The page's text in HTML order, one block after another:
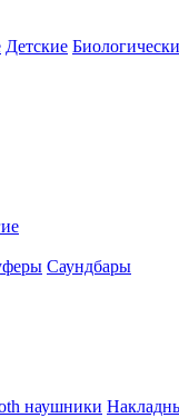
Детские
Саундбары
наушники